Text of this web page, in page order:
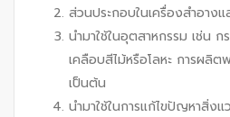
ส่วนประกอบในเครื่องสำอาง
นำมาใช้ในอุตสาหกรรม เช่น ก
เคลือบสีไม้หรือโลหะ การผลิ
เป็นต้น
นำมาใช้ในการแก้ไขปัญหาสิ่ง